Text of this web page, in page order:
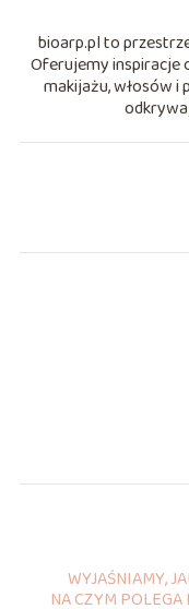
bioarp.pl to
Oferujemy inspiracje
makijażu, włosów i
WYJAŚNIAMY,
NA CZYM